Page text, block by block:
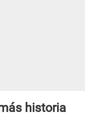
historia